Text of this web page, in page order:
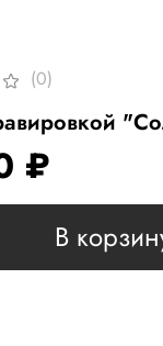
(0)
₽
В